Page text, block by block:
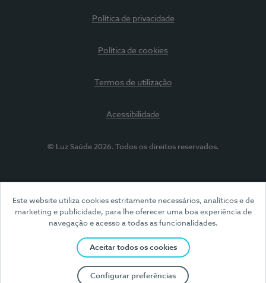
Este website utiliza cookies estritamente necessários, analíticos e de
marketing e publicidade, para lhe oferecer uma boa experiência de
navegação e acesso a todas as funcionalidades.
Aceitar todos os cookies
Configurar preferências
Política de privacidade
Política de cookies
Termos de utilização
Acessibilidade
© Luz Saúde 2026. Todos os direitos reservados.